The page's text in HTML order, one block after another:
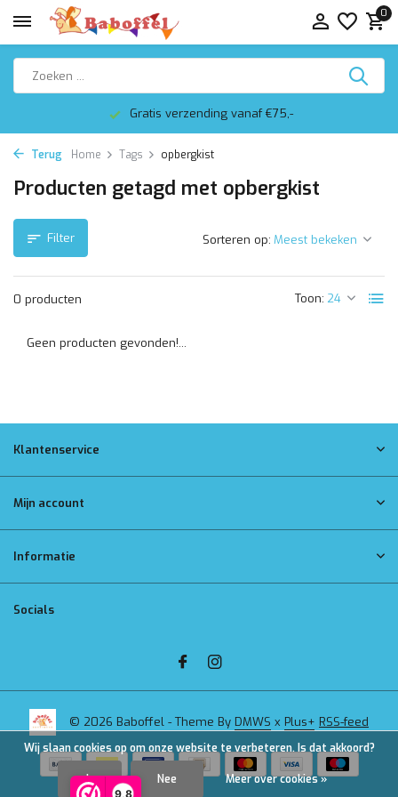
9,8
0
Gratis verzending vanaf €75,-
Terug Home Tags opbergkist
Producten getagd met opbergkist
Filter
0 producten Toon:
Sorteren op:
Geen producten gevonden!...
Klantenservice
Mijn account
Informatie
Socials
© 2026 Baboffel - Theme By DMWS x Plus+ RSS-feed
Wij slaan cookies op om onze website te verbeteren. Is dat akkoord?
Ja Nee Meer over cookies »